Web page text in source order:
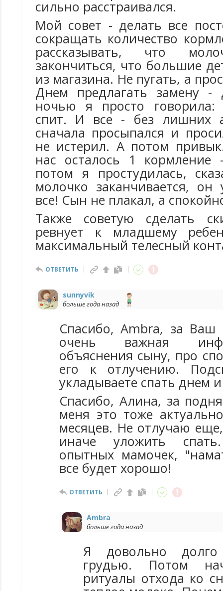
сильно расстраивался.
Мой совет - делать все
сокращать количество
рассказывать, что
закончиться, что большие
из магазина. Не пугать, а
Днем предлагать замену -
ночью я просто
спит. И все - без лишних
сначала просыпался и
не истерил. А потом
нас осталось 1
потом я простудилась,
молочко заканчивается,
все! Сын не плакал, а
Также советую сделать
ревнует к младшему
максимальный телесный
ОТВЕТИТЬ
sunnyvik
больше года назад
Спасибо, Ambra, за Ваш
очень важная
объяснения сыну, про
его к отлучению.
укладываете спать днем
Спасибо, Алина, за
меня это тоже
месяцев. Не отлучаю
иначе уложить
опытных мамочек,
все будет хорошо!
ОТВЕТИТЬ
Ambra
больше года назад
Я довольно
грудью. Потом
ритуалы отхода ко